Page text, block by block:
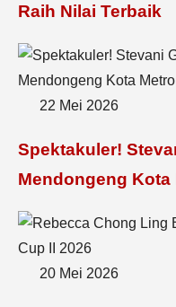
Raih Nilai Terbaik
22 Mei 2026
Spektakuler!
Mendongeng Kota
20 Mei 2026